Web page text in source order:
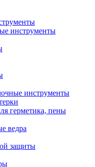
инструменты
инструменты
герметика, пены
ведра
защиты